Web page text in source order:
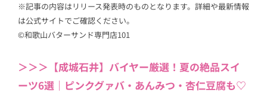
※記事の内容はリリース発表時のものとなります。詳細や最新情報
は公式サイトでご確認ください。
©和歌山バターサンド専門店101
＞＞＞【成城石井】バイヤー厳選！夏の絶品スイ
ーツ6選｜ピンクグァバ・あんみつ・杏仁豆腐も♡